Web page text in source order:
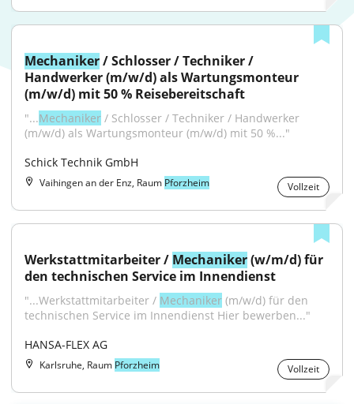
Mechaniker / Schlosser / Techniker /
Handwerker (m/w/d) als Wartungsmonteur
(m/w/d) mit 50 % Reisebereitschaft
"...Mechaniker / Schlosser / Techniker / Handwerker
(m/w/d) als Wartungsmonteur (m/w/d) mit 50 %..."
Schick Technik GmbH
Vaihingen an der Enz, Raum Pforzheim Vollzeit
Werkstattmitarbeiter / Mechaniker (w/m/d) für
den technischen Service im Innendienst
"...Werkstattmitarbeiter / Mechaniker (m/w/d) für den
technischen Service im Innendienst Hier bewerben..."
HANSA-FLEX AG
Karlsruhe, Raum Pforzheim Vollzeit